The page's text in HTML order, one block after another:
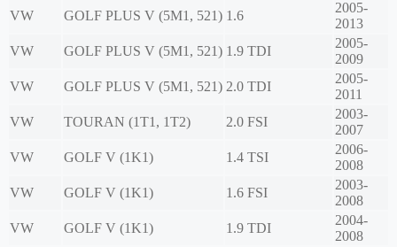
VW
GOLF PLUS V (5M1, 521) 1.6
2005-
2013
VW
GOLF PLUS V (5M1, 521) 1.9 TDI
2005-
2009
VW
GOLF PLUS V (5M1, 521) 2.0 TDI
2005-
2011
VW
TOURAN (1T1, 1T2) 2.0 FSI
2003-
2007
VW
GOLF V (1K1) 1.4 TSI
2006-
2008
VW
GOLF V (1K1) 1.6 FSI
2003-
2008
VW
GOLF V (1K1) 1.9 TDI
2004-
2008